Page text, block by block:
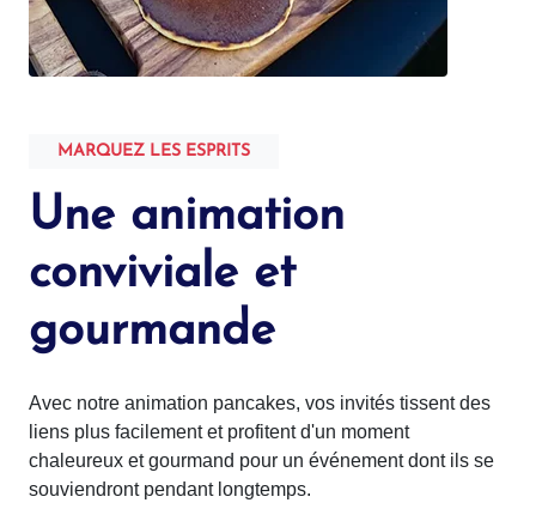
MARQUEZ LES ESPRITS
Une animation
conviviale et
gourmande
Avec notre animation pancakes, vos invités tissent des
liens plus facilement et profitent d'un moment
chaleureux et gourmand pour un événement dont ils se
souviendront pendant longtemps.